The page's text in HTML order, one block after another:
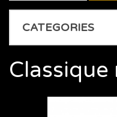
CATEGORIES
Classique